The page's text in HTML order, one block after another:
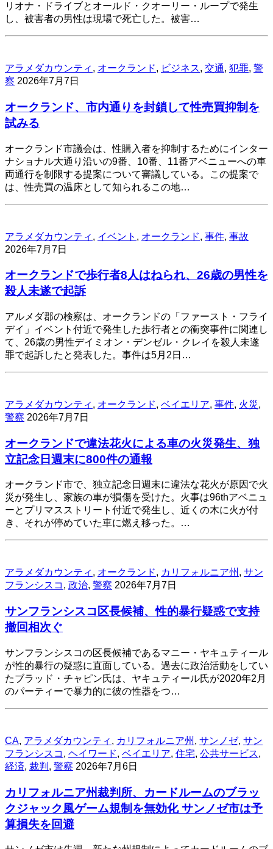
リオナ・ドライブとオールド・クオーリー・ループで発生
し、被害者の男性は現場で死亡した。被害…
アラメダカウンティ , オークランド, ビジネス, 交通, 犯罪, 警
察 2026年7月7日
オークランド、市内通りを封鎖して性売買抑制を
試みる
オークランド市議会は、性購入者を抑制するためにインター
ナショナル大通り沿いの9番、10番、11番アベニューへの車
両通行を制限する提案について審議している。この提案で
は、性売買の温床として知られるこの地…
アラメダカウンティ , イベント , オークランド, 事件, 事故
2026年7月7日
オークランドで歩行者8人はねられ、26歳の男性を
殺人未遂で起訴
アルメダ郡の検察は、オークランドの「ファースト・フライ
デイ」イベント付近で発生した歩行者との衝突事件に関連し
て、26歳の男性デイミオン・デンゼル・クレイを殺人未遂
罪で起訴したと発表した。事件は5月2日…
アラメダカウンティ , オークランド, ベイエリア, 事件, 火災,
警察 2026年7月7日
オークランドで違法花火による車の火災発生、独
立記念日週末に800件の通報
オークランド市で、独立記念日週末に違法な花火が原因で火
災が発生し、家族の車が損傷を受けた。火事は96thアベニュ
ーとプリマスストリート付近で発生し、近くの木に火が付
き、それが停めていた車に燃え移った。…
アラメダカウンティ , オークランド, カリフォルニア州 , サン
フランシスコ , 政治, 警察 2026年7月7日
サンフランシスコ区長候補、性的暴行疑惑で支持
撤回相次ぐ
サンフランシスコの区長候補であるマニー・ヤキュティール
が性的暴行の疑惑に直面している。過去に政治活動をしてい
たブラッド・チャピン氏は、ヤキュティール氏が2020年2月
のパーティーで暴力的に彼の性器をつ…
CA, アラメダカウンティ , カリフォルニア州 , サンノゼ, サン
フランシスコ , ヘイワード, ベイエリア, 住宅, 公共サービス,
経済, 裁判 , 警察 2026年7月6日
カリフォルニア州裁判所、カードルームのブラッ
クジャック風ゲーム規制を無効化 サンノゼ市は予
算損失を回避